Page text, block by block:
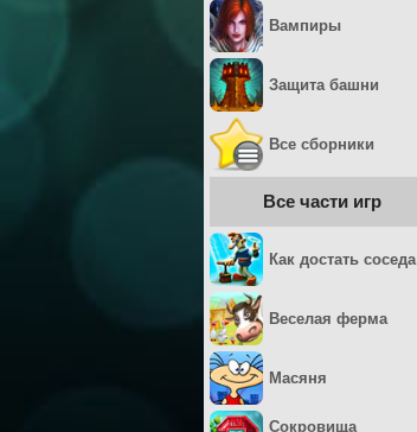
Вампиры
Защита башни
Все сборники
Все части игр
Как достать соседа
Веселая ферма
Масяня
Сокровища